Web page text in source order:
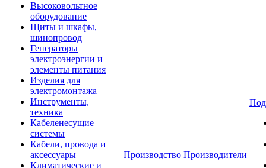
Высоковольтное
оборудование
Щиты и шкафы,
шинопровод
Генераторы
электроэнергии и
элементы питания
Изделия для
электромонтажа
Инструменты,
техника
Кабеленесущие
системы
Кабели, провода и
аксессуары
Климатические и
Производство Производители